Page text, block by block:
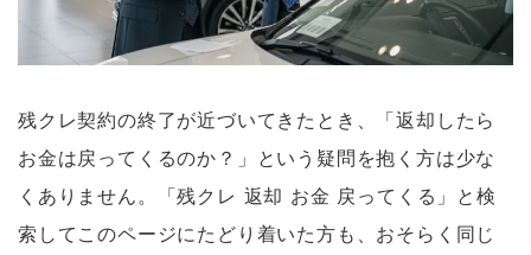
残クレ契約の終了が近づいてきたとき、「返却したら
お金は戻ってくるのか？」という疑問を抱く方は少な
くありません。「残クレ 返却 お金 戻ってくる」と検
索してこのページにたどり着いた方も、おそらく同じ